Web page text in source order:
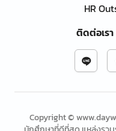
HR
ติดต่อเรา
Copyright ©